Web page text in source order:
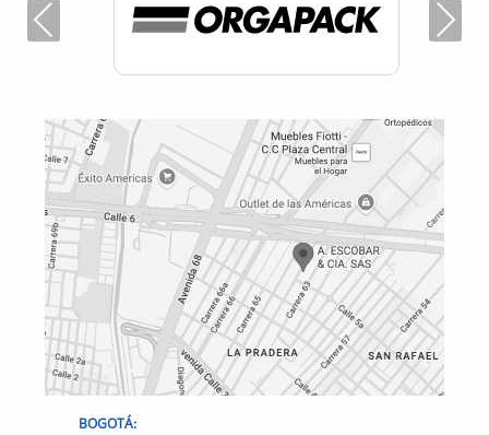
Previous Next
BOGOTÁ: